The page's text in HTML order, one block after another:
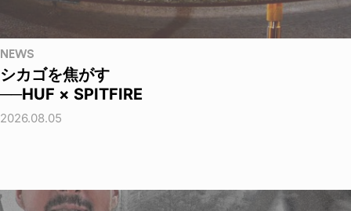
NEWS
シカゴを焦がす
──HUF × SPITFIRE
2026.08.05